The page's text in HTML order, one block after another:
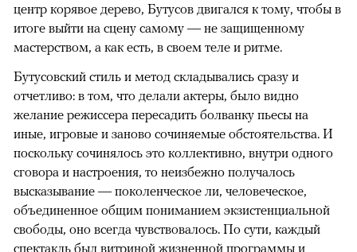
центр корявое дерево, Бутусов двигался к тому, чтобы в
итоге выйти на сцену самому — не защищенному
мастерством, а как есть, в своем теле и ритме.
Бутусовский стиль и метод складывались сразу и
отчетливо: в том, что делали актеры, было видно
желание режиссера пересадить болванку пьесы на
иные, игровые и заново сочиняемые обстоятельства. И
поскольку сочинялось это коллективно, внутри одного
сговора и настроения, то неизбежно получалось
высказывание — поколенческое ли, человеческое,
объединенное общим пониманием экзистенциальной
свободы, оно всегда чувствовалось. По сути, каждый
спектакль был витриной жизненной программы и